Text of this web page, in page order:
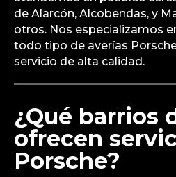
de Alarcón, Alcobendas, y
otros. Nos especializamos
todo tipo de averías
servicio de alta calidad.
¿Qué barrios
ofrecen
Porsche?